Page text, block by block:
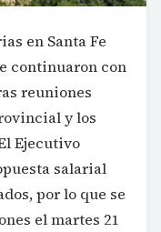
en Santa Fe
continuaron con
reuniones
y los
Ejecutivo
salarial
por lo que se
el martes 21